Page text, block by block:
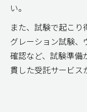
また、試験で起こ
グレーション試験、
確認など、試験準備
貫した受託サービス
い。